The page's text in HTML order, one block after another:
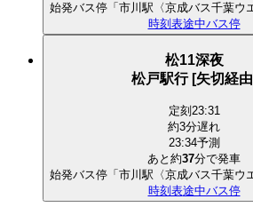
始発バス停「市川駅〈京成バス千葉ウ
時刻表途中バス停
松11深夜
松戸駅行 [矢切経
定刻23:31
約3分遅れ
23:34予測
あと約37分で発車
始発バス停「市川駅〈京成バス千葉ウ
時刻表途中バス停